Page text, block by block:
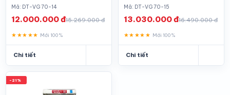
Mã: DT-VG 70-14
15.269.000 đ
12.000.000 đ
★★★★★ Mới 100%
Chi tiết
Mã: DT-VG 70-15
16.490.000 đ
13.030.000 đ
★★★★★ Mới 100%
Chi tiết
-21%